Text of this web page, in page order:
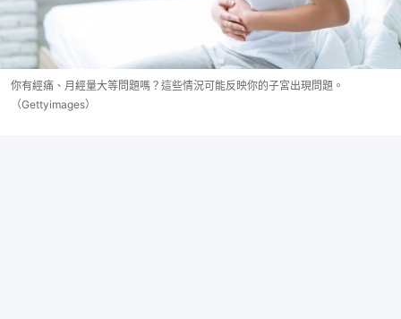
你有經痛、月經量大等問題嗎？這些情況可能反映你的子宮出現問題。
（Gettyimages）